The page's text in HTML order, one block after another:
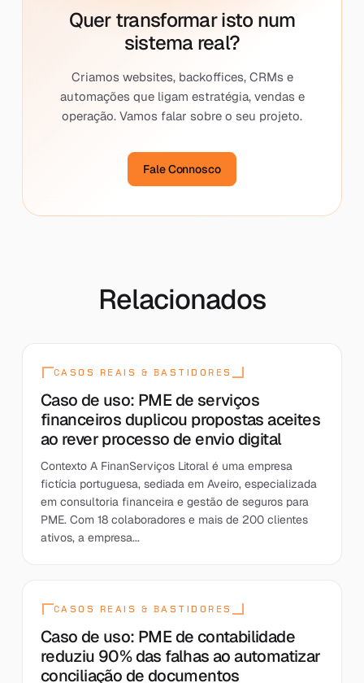
Quer transformar isto num
sistema real?
Criamos websites, backoffices, CRMs e
automações que ligam estratégia, vendas e
operação. Vamos falar sobre o seu projeto.
Fale Connosco
Relacionados
CASOS REAIS & BASTIDORES
Caso de uso: PME de serviços
financeiros duplicou propostas aceites
ao rever processo de envio digital
Contexto A FinanServiços Litoral é uma empresa
fictícia portuguesa, sediada em Aveiro, especializada
em consultoria financeira e gestão de seguros para
PME. Com 18 colaboradores e mais de 200 clientes
ativos, a empresa...
CASOS REAIS & BASTIDORES
Caso de uso: PME de contabilidade
reduziu 90% das falhas ao automatizar
conciliação de documentos